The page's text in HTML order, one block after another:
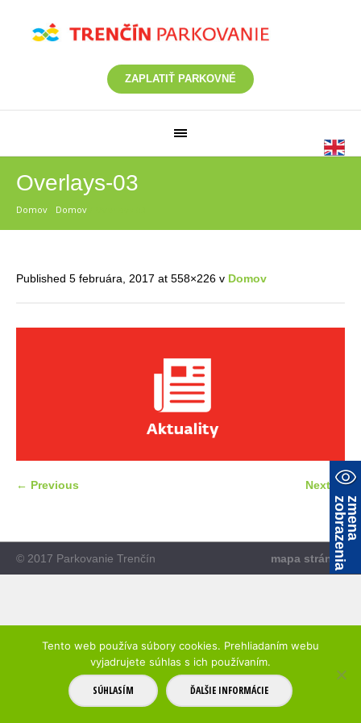
ZAPLATIŤ PARKOVNÉ
Overlays-03
Domov Domov
Published 5 februára, 2017 at 558×226 v Domov
← Previous Next →
mapa stránky
© 2017 Parkovanie Trenčín
z
m
e
n
a
z
o
b
r
a
z
e
n
i
a
Tento web používa súbory cookies. Prehliadaním webu
vyjadrujete súhlas s ich používaním.
SÚHLASÍM ĎALŠIE INFORMÁCIE